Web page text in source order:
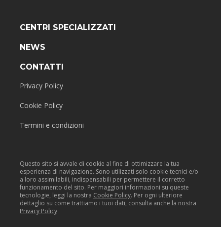
CENTRI SPECIALIZZATI
NEWS
CONTATTI
Privacy Policy
Cookie Policy
Termini e condizioni
Questo sito si avvale di cookie al fine di ottimizzare la tua
esperienza di navigazione. Sono utilizzati solo cookie tecnici e/o
a loro assimilabili, indispensabili per permettere il corretto
funzionamento del sito. Per maggiori informazioni su queste
tecnologie, leggi la nostra Cookie Policy. Per ogni ulteriore
dettaglio su come trattiamo i tuoi dati, consulta anche la nostra
Privacy Policy